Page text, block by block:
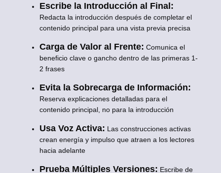
Escribe la Introducción al Final:
Redacta la introducción después de completar el
contenido principal para una vista previa precisa
Carga de Valor al Frente: Comunica el
beneficio clave o gancho dentro de las primeras 1-
2 frases
Evita la Sobrecarga de Información:
Reserva explicaciones detalladas para el
contenido principal, no para la introducción
Usa Voz Activa: Las construcciones activas
crean energía y impulso que atraen a los lectores
hacia adelante
Prueba Múltiples Versiones: Escribe de